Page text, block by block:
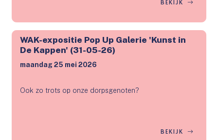
BEKIJK
WAK-expositie Pop Up Galerie 'Kunst in
De Kappen' (31-05-26)
maandag 25 mei 2026
Ook zo trots op onze dorpsgenoten?
BEKIJK